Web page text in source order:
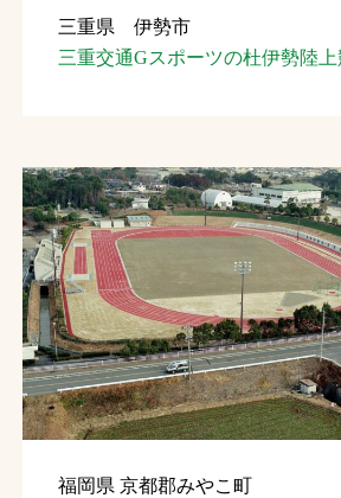
三重県 伊勢市
三重交通Gスポーツの杜伊勢陸
福岡県 京都郡みやこ町